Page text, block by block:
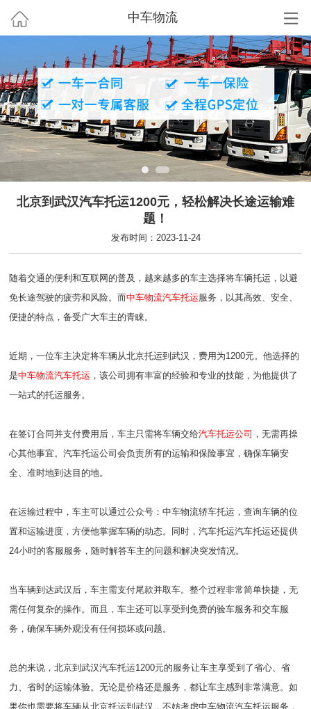
中车物流
北京到武汉汽车托运1200元，轻松解决长途运输难
题！
发布时间：2023-11-24
随着交通的便利和互联网的普及，越来越多的车主选择将车辆托运，以避
免长途驾驶的疲劳和风险。而中车物流汽车托运服务，以其高效、安全、
便捷的特点，备受广大车主的青睐。
近期，一位车主决定将车辆从北京托运到武汉，费用为1200元。他选择的
是中车物流汽车托运 ，该公司拥有丰富的经验和专业的技能，为他提供了
一站式的托运服务。
在签订合同并支付费用后，车主只需将车辆交给汽车托运公司 ，无需再操
心其他事宜。汽车托运公司会负责所有的运输和保险事宜，确保车辆安
全、准时地到达目的地。
在运输过程中，车主可以通过公众号：中车物流轿车托运，查询车辆的位
置和运输进度，方便他掌握车辆的动态。同时，汽车托运汽车托运还提供
24小时的客服服务，随时解答车主的问题和解决突发情况。
当车辆到达武汉后，车主需支付尾款并取车。整个过程非常简单快捷，无
需任何复杂的操作。而且，车主还可以享受到免费的验车服务和交车服
务，确保车辆外观没有任何损坏或问题。
总的来说，北京到武汉汽车托运1200元的服务让车主享受到了省心、省
力、省时的运输体验。无论是价格还是服务，都让车主感到非常满意。如
果你也需要将车辆从北京托运到武汉，不妨考虑中车物流汽车托运服务，